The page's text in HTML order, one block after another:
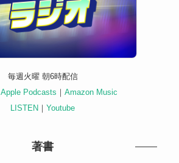
毎週火曜 朝6時配信
Apple Podcasts ｜ Amazon Music
LISTEN ｜ Youtube
著書